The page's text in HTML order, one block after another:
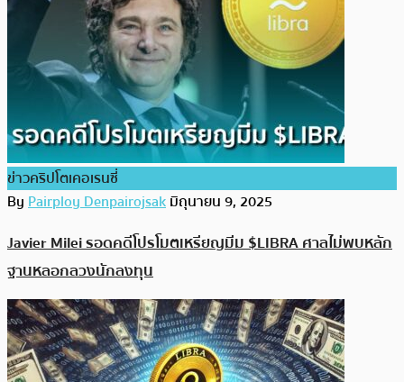
ข่าวคริปโตเคอเรนซี่
ByPairploy Denpairojsakมิถุนายน 9, 2025
Javier Milei รอดคดีโปรโมตเหรียญมีม $LIBRA ศาลไม่พบหลัก
ฐานหลอกลวงนักลงทุน